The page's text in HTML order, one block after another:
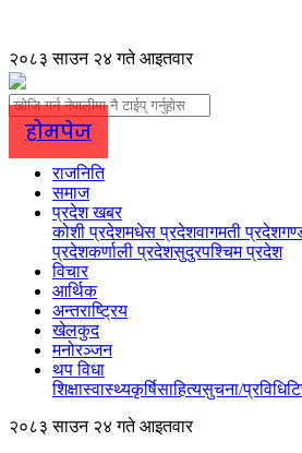
२०८३ साउन २४ गते आइतवार
होमपेज
राजनिति
समाज
प्रदेश खबर
कोशी प्रदेशमधेस प्रदेशवागमती प्रदेश
प्रदेशकर्णाली प्रदेशसुदुरपश्चिम प्रदेश
विचार
आर्थिक
अन्तराष्ट्रिय
खेलकुद
मनोरञ्जन
थप विधा
शिक्षास्वास्थ्यकृर्षिसाहित्यसुचना/प्रविधि
२०८३ साउन २४ गते आइतवार